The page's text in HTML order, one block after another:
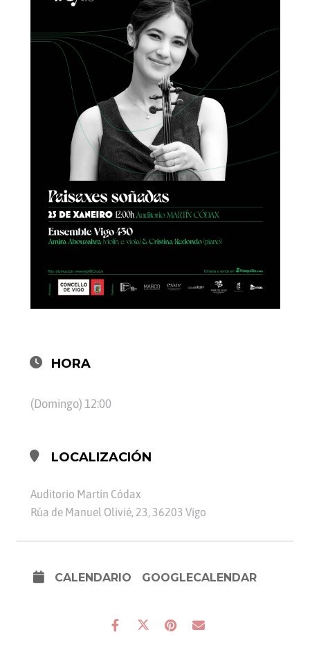
HORA
(Domingo) 12:00
LOCALIZACIÓN
Auditorio Martín Códax
Rúa de Manuel Olivié, 23, 36203 Vigo
CALENDARIO GOOGLECALENDAR